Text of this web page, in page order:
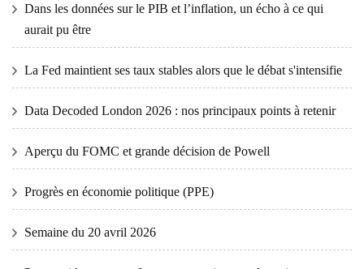
Dans les données sur le PIB et l’inflation, un écho à ce qui
aurait pu être
La Fed maintient ses taux stables alors que le débat s'intensifie
Data Decoded London 2026 : nos principaux points à retenir
Aperçu du FOMC et grande décision de Powell
Progrès en économie politique (PPE)
Semaine du 20 avril 2026